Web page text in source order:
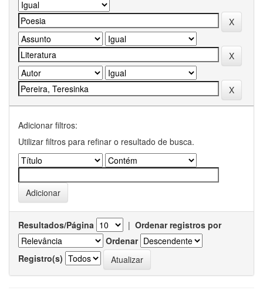
Adicionar filtros:
Utilizar filtros para refinar o resultado de busca.
Resultados/Página | Ordenar registros por
Ordenar
Registro(s)